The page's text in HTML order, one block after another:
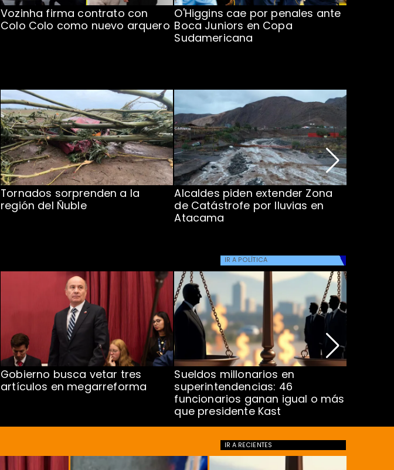
Vozinha firma contrato con
Colo Colo como nuevo arquero
O'Higgins cae por penales ante
Boca Juniors en Copa
Sudamericana
Tornados sorprenden a la
región del Ñuble
Alcaldes piden extender Zona
de Catástrofe por lluvias en
Atacama
IR A POLÍTICA
Gobierno busca vetar tres
artículos en megarreforma
Sueldos millonarios en
superintendencias: 46
funcionarios ganan igual o más
que presidente Kast
IR A RECIENTES